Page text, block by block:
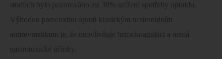
studiích bylo pozorováno asi 30% snížení spotřeby opioidu.
Výhodou parecoxibu oproti klasickým nesteroidním
antirevmatikum je, že neovlivňuje hemokoagulaci a nemá
gastrotoxické účinky.